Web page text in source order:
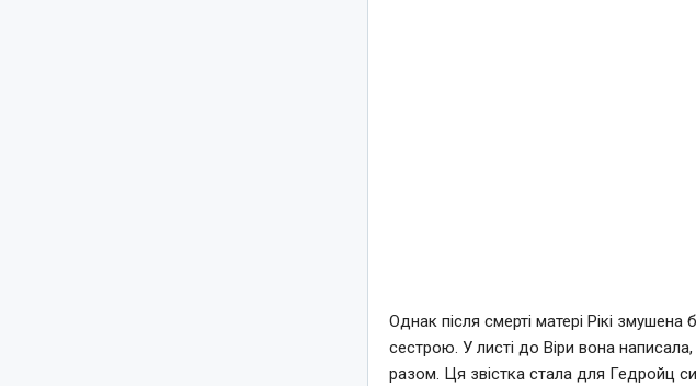
Однак після смерті матері Рікі
сестрою. У листі до Віри вона
разом. Ця звістка стала для Гедройц